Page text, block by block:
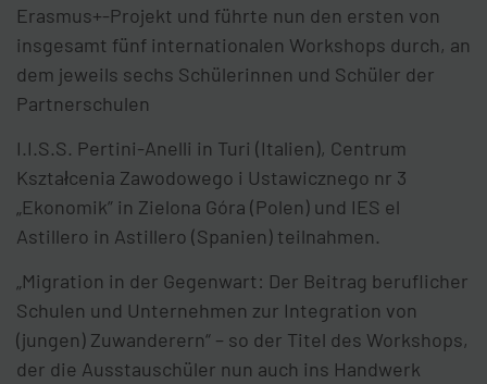
Erasmus+-Projekt und führte nun den ersten von
insgesamt fünf internationalen Workshops durch, an
dem jeweils sechs Schülerinnen und Schüler der
Partnerschulen
I.I.S.S. Pertini-Anelli in Turi (Italien), Centrum
Kształcenia Zawodowego i Ustawicznego nr 3
„Ekonomik” in Zielona Góra (Polen) und IES el
Astillero in Astillero (Spanien) teilnahmen.
„Migration in der Gegenwart: Der Beitrag beruflicher
Schulen und Unternehmen zur Integration von
(jungen) Zuwanderern“ – so der Titel des Workshops,
der die Ausstauschüler nun auch ins Handwerk